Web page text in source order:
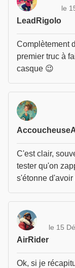
LeadRigolo
le
Complètement
premier truc à
casque 😉
C'est clair,
tester qu'on
s'étonne
AirRider
le 15
Ok, si je